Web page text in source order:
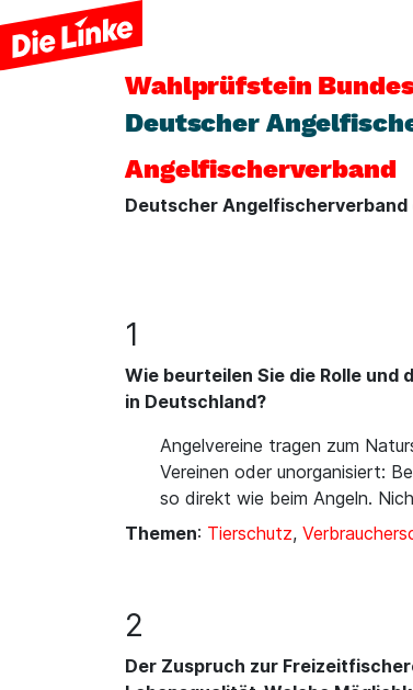
Wahlprüfstein
Deutscher
Angelfischerverband
Deutscher Angelfischerverband
1
Wie beurteilen Sie die Rolle
in Deutschland?
Angelvereine tragen zum
Vereinen oder unorganisiert:
so direkt wie beim Angeln.
Themen: Tierschutz,
2
Der Zuspruch zur